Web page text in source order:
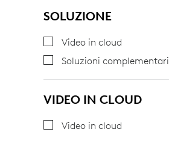
SOLUZIONE
Video in cloud
Soluzioni complementari
VIDEO IN CLOUD
Video in cloud